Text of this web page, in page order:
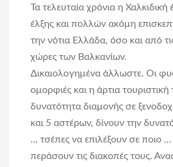
Τα τελευταία χρόνια η Χαλκιδική
έλξης και πολλών ακόμη
την νότια Ελλάδα, όσο και από
χώρες των Βαλκανίων.
Δικαιολογημένα άλλωστε. Οι
ομορφιές και η άρτια
δυνατότητα διαμονής σε
και 5 αστέρων, δίνουν την
... τσέπες να επιλέξουν σε ποιο
περάσουν τις διακοπές τους.